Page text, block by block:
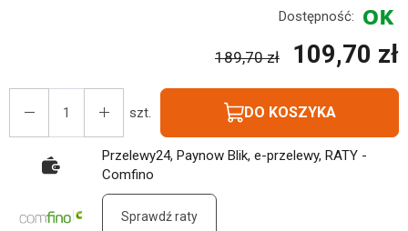
Dostępność:
189,70 zł 109,70 zł
szt. DO KOSZYKA
Przelewy24, Paynow Blik, e-przelewy, RATY -
Comfino
Sprawdź raty